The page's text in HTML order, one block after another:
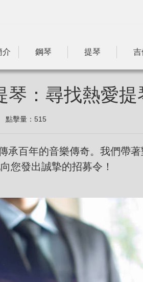
介 鋼琴 提琴 吉
琴：尋找熱愛
點擊量： 515
百年的音樂傳奇。我們帶著
您發出誠摯的招募令！